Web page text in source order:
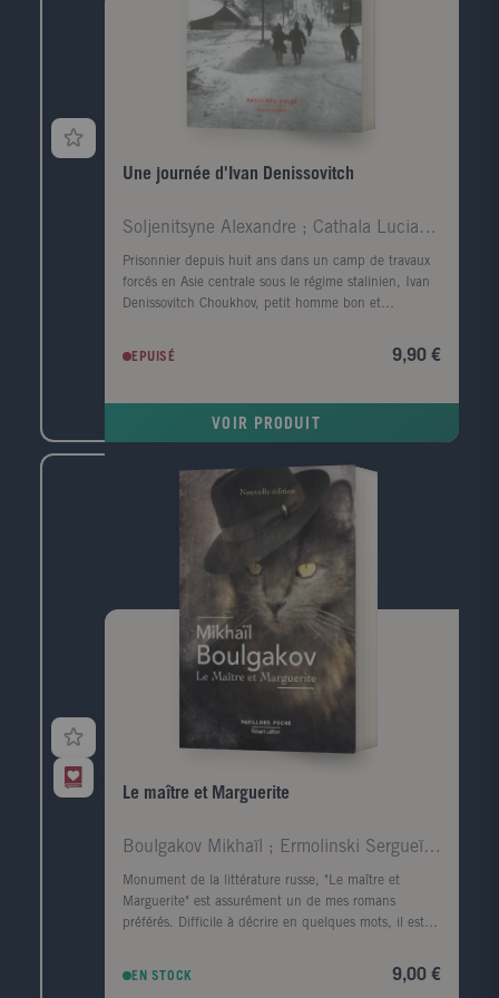
conseils vitaux pour mieux s'entourer, mieux réduire
notre stress, mieux s'alimenter, mieux se dépenser,
mieux se reposer, mieux interagir avec les autres ...
autant de solides piliers pour affronter les épreuves
du temps. Le guide indispensable pour devenir
acteur de sa santé.
Une journée d'Ivan Denissovitch
Soljenitsyne Alexandre ; Cathala Lucia ; Cathala J
Prisonnier depuis huit ans dans un camp de travaux
forcés en Asie centrale sous le régime stalinien, Ivan
Denissovitch Choukhov, petit homme bon et
administratif soviétique. Harcelé par ses bourreaux, le
froid et la faim, il s'efforce de survivre avec dignité.
l'horreur de cet univers " hors la vie " qui nous saute
deux mois dans une langue vive, truculente et
lyrique, Soljenitsyne et le monde du goulag entraient
en littérature." L'ouvrage fit l'effet d'une bombe car il
révélait au grand jour l'existence des camps
staliniens. " Le Monde
EPUISÉ 9,90 €
VOIR PRODUIT
Le maître et Marguerite
Boulgakov Mikhaïl ; Ermolinski Sergueï ; Gourg Mar
Monument de la littérature russe, "Le maître et
Marguerite" est assurément un de mes romans
préférés. Difficile à décrire en quelques mots, il est
entre le Maître et Marguerite, avec les allégories
EN STOCK 9,00 €